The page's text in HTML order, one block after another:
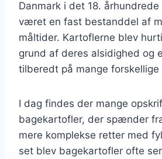
Danmark i det 18.
været en fast bestanddel af
måltider. Kartoflerne blev
grund af deres alsidighed og
tilberedt på mange forskellige
I dag findes der mange
bagekartofler, der spænder
mere komplekse retter med
set blev bagekartofler ofte